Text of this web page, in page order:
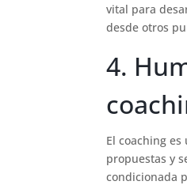
vital para
desde otros
4.
El coaching
propuestas y
condicionada